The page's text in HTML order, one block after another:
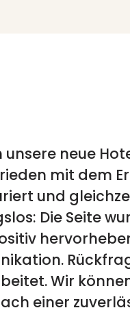
neue
mit dem
und
Die Seite
Wir
einer